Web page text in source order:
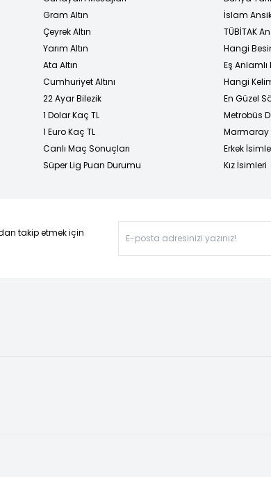
Gram Altın
Çeyrek Altın
Yarım Altın
Ata Altın
Cumhuriyet Altını
22 Ayar Bilezik
1 Dolar Kaç TL
1 Euro Kaç TL
Canlı Maç Sonuçları
Süper Lig Puan Durumu
İslam
TÜBİTAK
Hangi
Eş
Hangi
En Güzel
Metrobüs
Marmaray
Erkek
Kız İsimleri
takip etmek için